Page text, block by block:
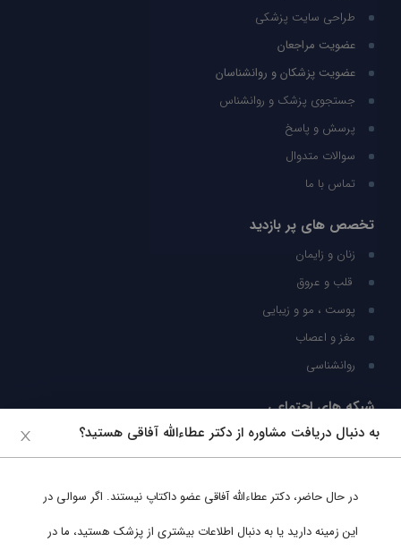
طراحی سایت پزشکی
عضویت مراجعان
عضویت پزشکان و روانشناسان
جستجوی پزشک و روانشناس
پرسش و پاسخ
سوالات متدوال
تماس با ما
تخصص های پر بازدید
زنان و زایمان
قلب و عروق
پوست ، مو و زیبایی
مغز و اعصاب
روانشناسی
شبکه های اجتماعی
ما را در شبکه های اجتماعی دنبال کنید
به دنبال دریافت مشاوره از دکتر عطاءالله آفاقی هستید؟
در حال حاضر، دکتر عطاءالله آفاقی عضو داکتاپ نیستند. اگر سوالی در
این زمینه دارید یا به دنبال اطلاعات بیشتری از پزشک هستید، ما در